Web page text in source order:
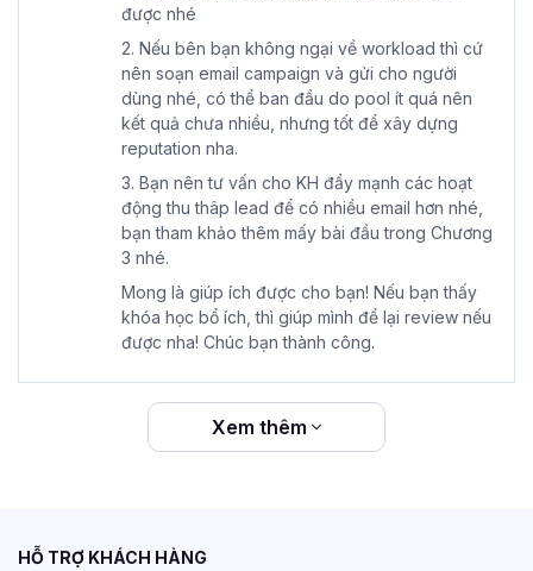
được nhé
2. Nếu bên bạn không ngại về workload thì cứ
nên soạn email campaign và gửi cho người
dùng nhé, có thể ban đầu do pool ít quá nên
kết quả chưa nhiều, nhưng tốt để xây dựng
reputation nha.
3. Bạn nên tư vấn cho KH đẩy mạnh các hoạt
động thu thâp lead để có nhiều email hơn nhé,
bạn tham khảo thêm mấy bài đầu trong Chương
3 nhé.
Mong là giúp ích được cho bạn! Nếu bạn thấy
khóa học bổ ích, thì giúp mình để lại review nếu
được nha! Chúc bạn thành công.
Xem thêm
HỖ TRỢ KHÁCH HÀNG